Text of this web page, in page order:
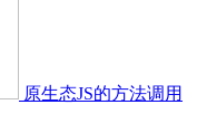
原生态JS的方法调用